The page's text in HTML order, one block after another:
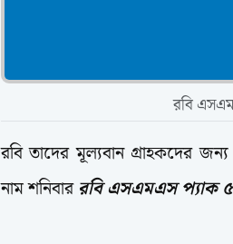
রবি
রবি তাদের মূল্যবান গ্রাহকদের
নাম শনিবাররবি এসএমএস প্যাক